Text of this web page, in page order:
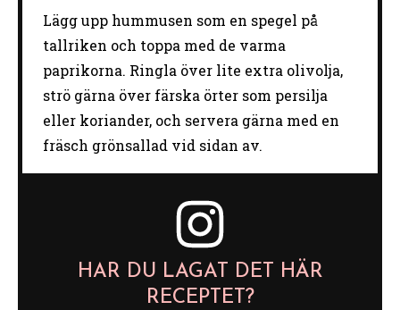
Läggupp hummusen som en spegel på
tallriken och toppa med de varma
paprikorna. Ringla över lite extra olivolja,
strö gärna över färska örter som persilja
eller koriander, och servera gärna med en
fräsch grönsallad vid sidan av.
HAR DU LAGAT DET HÄR
RECEPTET?